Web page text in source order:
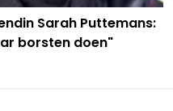
Sarah Puttemans:
borsten doen"